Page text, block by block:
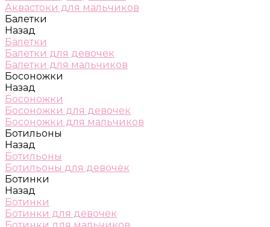
Аквастоки для мальчиков
Балетки
Назад
Балетки
Балетки для девочек
Балетки для мальчиков
Босоножки
Назад
Босоножки
Босоножки для девочек
Босоножки для мальчиков
Ботильоны
Назад
Ботильоны
Ботильоны для девочек
Ботинки
Назад
Ботинки
Ботинки для девочек